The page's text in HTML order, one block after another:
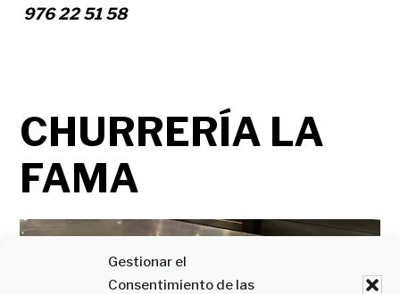
Gestionar el
Consentimiento de las
976 22 51 58
CHURRERÍA LA
FAMA